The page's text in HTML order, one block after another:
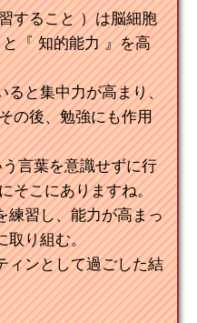
すること ）は脳細胞
『 知的能力 』を高
ると集中力が高まり、
の後、勉強にも作用
言葉を意識せずに行
そこにありますね。
練習し、能力が高まっ
取り組む。
ィンとして過ごした結